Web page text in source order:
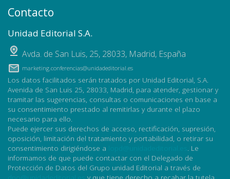
Contacto
Unidad Editorial S.A.
Avda. de San Luis, 25, 28033, Madrid, España
marketing.conferencias@unidadeditorial.es
Los datos facilitados serán tratados por Unidad Editorial, S.A.
Avenida de San Luis 25, 28033, Madrid, para atender, gestionar y
tramitar las sugerencias, consultas o comunicaciones en base a
su consentimiento prestado al remitirlas y durante el plazo
necesario para ello.
Puede ejercer sus derechos de acceso, rectificación, supresión,
oposición, limitación del tratamiento y portabilidad, o retirar su
consentimiento dirigiéndose a
. Le
informamos de que puede contactar con el Delegado de
Protección de Datos del Grupo unidad Editorial a través de